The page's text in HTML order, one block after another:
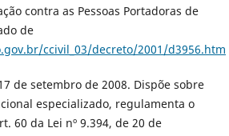
contra as Pessoas Portadoras de
de
ccivil_03/decreto/2001/d3956.htm
de setembro de 2008. Dispõe sobre
especializado, regulamenta o
60 da Lei nº 9.394, de 20 de